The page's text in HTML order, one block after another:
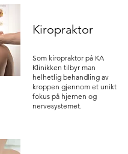
Kiropraktor
Som kiropraktor på KA
Klinikken tilbyr man
helhetlig behandling av
kroppen gjennom et unikt
fokus på hjernen og
nervesystemet.